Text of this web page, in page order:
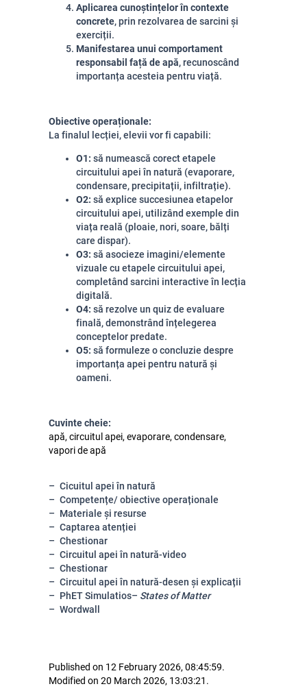
Aplicarea cunoștințelor în contexte
concrete, prin rezolvarea de sarcini și
exerciții.
Manifestarea unui comportament
responsabil față de apă, recunoscând
importanța acesteia pentru viață.
Obiective operaționale:
La finalul lecției, elevii vor fi capabili:
O1: să numească corect etapele
circuitului apei în natură (evaporare,
condensare, precipitații, infiltrație).
O2: să explice succesiunea etapelor
circuitului apei, utilizând exemple din
viața reală (ploaie, nori, soare, bălți
care dispar).
O3: să asocieze imagini/elemente
vizuale cu etapele circuitului apei,
completând sarcini interactive în lecția
digitală.
O4: să rezolve un quiz de evaluare
finală, demonstrând înțelegerea
conceptelor predate.
O5: să formuleze o concluzie despre
importanța apei pentru natură și
oameni.
Cuvinte cheie:
apă, circuitul apei, evaporare, condensare,
vapori de apă
Cicuitul apei în natură
Competențe/ obiective operaționale
Materiale și resurse
Captarea atenției
Chestionar
Circuitul apei în natură-video
Chestionar
Circuitul apei în natură-desen și explicații
PhET Simulatios– States of Matter
Wordwall
Published on 12 February 2026, 08:45:59.
Modified on 20 March 2026, 13:03:21.